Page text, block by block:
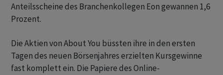
Anteilsscheine des Branchenkollegen Eon gewannen 1,6
Prozent.
Die Aktien von About You büssten ihre in den ersten
Tagen des neuen Börsenjahres erzielten Kursgewinne
fast komplett ein. Die Papiere des Online-